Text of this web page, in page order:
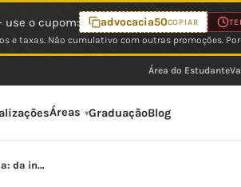
o cupom: advocacia50COPIAR
e taxas. Não cumulativo com outras promoções.
Área do Estudante
Áreas GraduaçãoBlog
da in…